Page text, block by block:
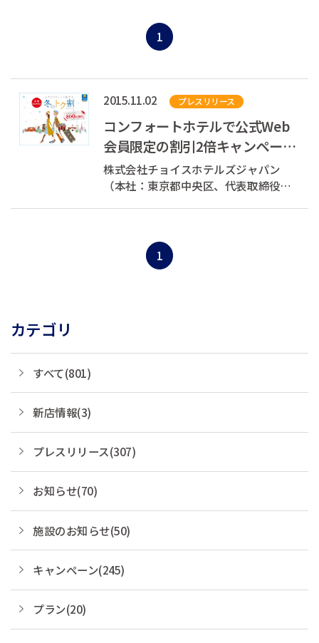
1
2015.11.02 プレスリリース
コンフォートホテルで公式Web
会員限定の割引2倍キャンペーン
を実施 ～クリスマスや年末年始
の旅行をお得...
株式会社チョイスホテルズジャパン
（本社：東京都中央区、代表取締役社
イトのキャンペーンページから1室2名
以上の予約をすると、公式Webサイト
1
カテゴリ
すべて(801)
新店情報(3)
プレスリリース(307)
お知らせ(70)
施設のお知らせ(50)
キャンペーン(245)
プラン(20)